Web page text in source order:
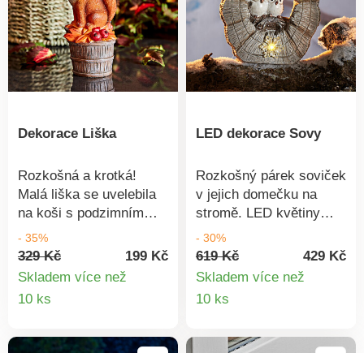
Dekorace Liška
Rozkošná a krotká!
Malá liška se uvelebila
na koši s podzimním
listím. Okouzlující
podzimní dekorace
dovnitř i ven!Pečlivé
podzimní dekorace.
- 35%
329 Kč
199 Kč
Skladem více než
10 ks
LED dekorace Sovy
Rozkošný párek soviček
v jejich domečku na
stromě. LED květiny
zajišťují příjemné
osvětlení.
Polyresin/plast, 20 x 24
baterie AAA (nejsou
diodami Květy svítí
- 30%
619 Kč
429 Kč
Skladem více než
10 ks